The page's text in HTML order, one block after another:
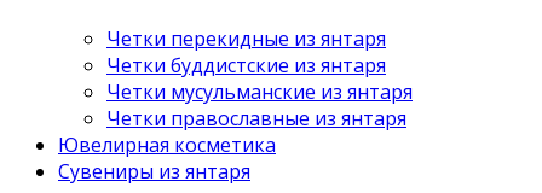
Четки перекидные из янтаря
Четки буддистские из янтаря
Четки мусульманские из янтаря
Четки православные из янтаря
Ювелирная косметика
Сувениры из янтаря